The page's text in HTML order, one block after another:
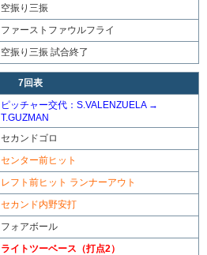
空振り三振
ファーストファウルフライ
空振り三振 試合終了
7回表
ピッチャー交代：S.VALENZUELA →
T.GUZMAN
セカンドゴロ
センター前ヒット
レフト前ヒット ランナーアウト
セカンド内野安打
フォアボール
ライトツーベース（打点2）